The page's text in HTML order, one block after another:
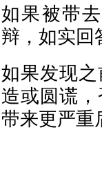
如果被带
辩，如实回
如果发现
造或圆谎
带来更严重